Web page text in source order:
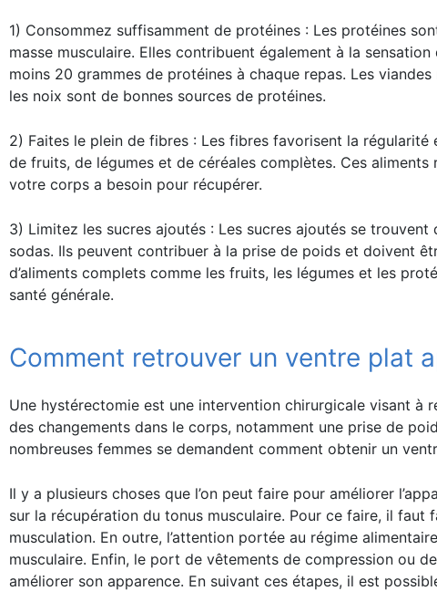
1) Consommez suffisamment de protéines : Les protéines
masse musculaire. Elles contribuent également à la
moins 20 grammes de protéines à chaque repas. Les
les noix sont de bonnes sources de protéines.
2) Faites le plein de fibres : Les fibres favorisent la
de fruits, de légumes et de céréales complètes. Ces
votre corps a besoin pour récupérer.
3) Limitez les sucres ajoutés : Les sucres ajoutés se
sodas. Ils peuvent contribuer à la prise de poids et doivent
d’aliments complets comme les fruits, les légumes et les
santé générale.
Comment retrouver un ventre plat
Une hystérectomie est une intervention chirurgicale visant à
des changements dans le corps, notamment une prise de
nombreuses femmes se demandent comment obtenir un
Il y a plusieurs choses que l’on peut faire pour améliorer
sur la récupération du tonus musculaire. Pour ce faire, il
musculation. En outre, l’attention portée au régime
musculaire. Enfin, le port de vêtements de compression ou
améliorer son apparence. En suivant ces étapes, il est